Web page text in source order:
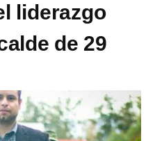
liderazgo
de 29